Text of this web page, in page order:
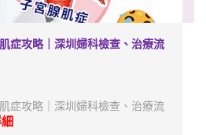
症攻略｜深圳婦科檢查、治療流
症攻略｜深圳婦科檢查、治療流